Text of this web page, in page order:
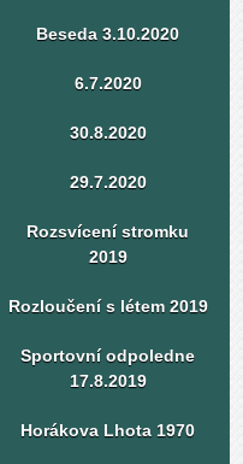
Beseda 3.10.2020
6.7.2020
30.8.2020
29.7.2020
Rozsvícení stromku
2019
Rozloučení s létem 2019
Sportovní odpoledne
17.8.2019
Horákova Lhota 1970